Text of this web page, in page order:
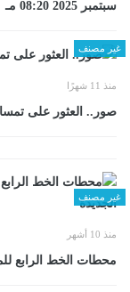
سبتمبر 2025 08:20 مـ
غير مصنف
منذ 11 شهرًا
صور.. العثور على
غير مصنف
منذ 10 أشهر
محطات الخط الرابع للمترو.. شريان